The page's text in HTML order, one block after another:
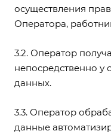
осуществления
Оператора,
3.2. Оператор
непосредственно у
данных.
3.3. Оператор
данные